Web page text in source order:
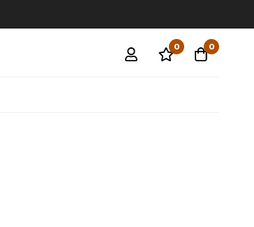
0 0